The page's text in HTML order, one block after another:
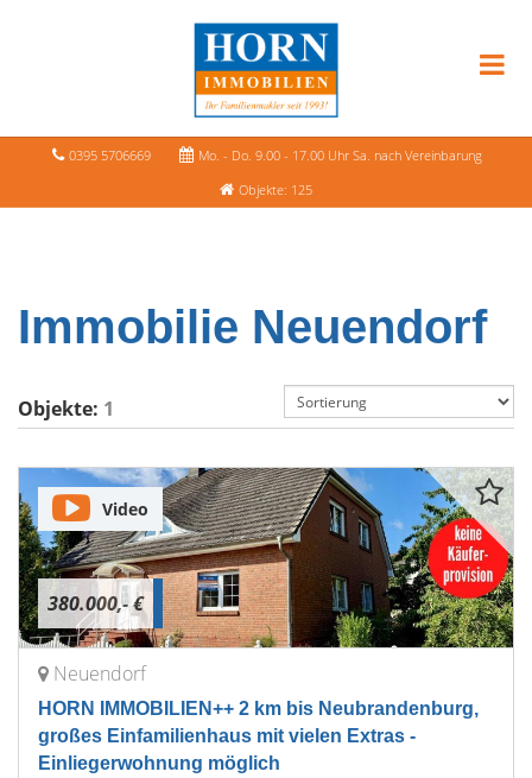
0395 5706669
Mo. - Do. 9.00 - 17.00 Uhr Sa. nach Vereinbarung
Objekte: 125
Immobilie Neuendorf
Objekte: 1
380.000,- €
Video
Neuendorf
HORN IMMOBILIEN++ 2 km bis Neubrandenburg,
großes Einfamilienhaus mit vielen Extras -
Einliegerwohnung möglich